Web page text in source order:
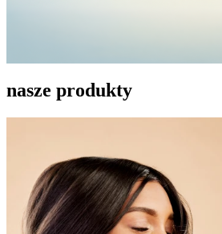
nasze produkty